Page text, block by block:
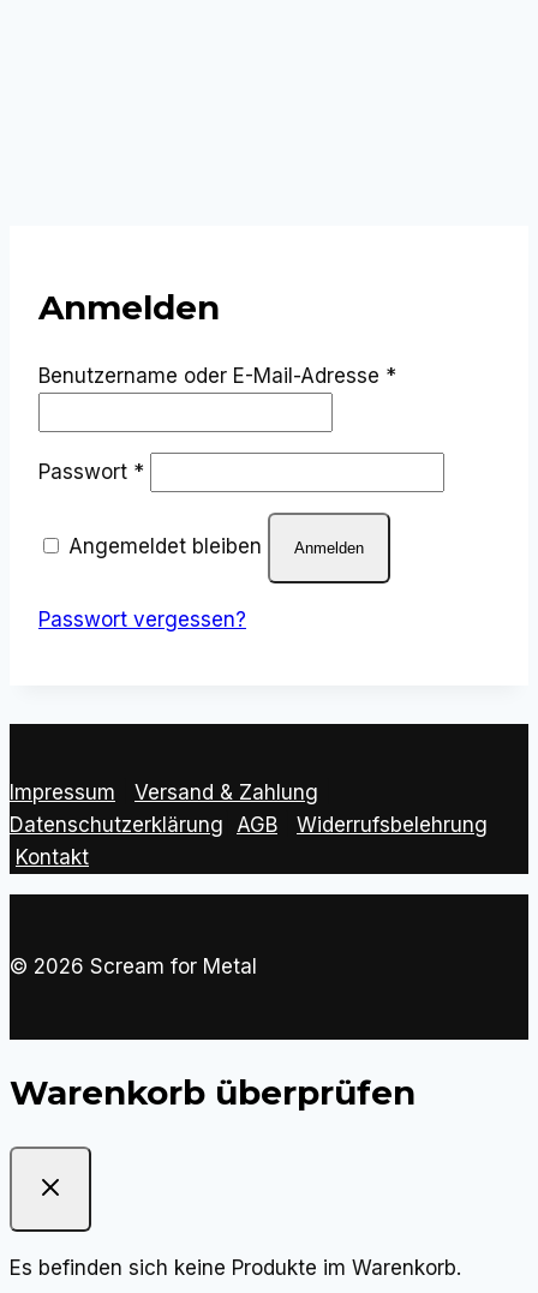
Anmelden
Benutzername oder E-Mail-Adresse *
Passwort *
Angemeldet bleiben Anmelden
Passwort vergessen?
Impressum Versand & Zahlung
Datenschutzerklärung
AGB
Widerrufsbelehrung
Kontakt
© 2026 Scream for Metal
Warenkorb überprüfen
Es befinden sich keine Produkte im Warenkorb.